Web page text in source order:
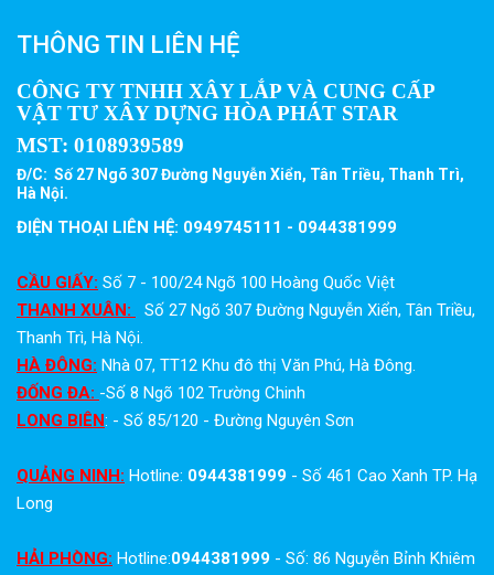
THÔNG TIN LIÊN HỆ
CÔNG TY TNHH XÂY LẮP VÀ CUNG CẤP
VẬT TƯ XÂY DỰNG HÒA PHÁT STAR
MST: 0108939589
Đ/C: Số 27 Ngõ 307 Đường Nguyễn Xiển, Tân Triều, Thanh Trì,
Hà Nội.
ĐIỆN THOẠI LIÊN HỆ: 0949745111 - 0944381999
CẦU GIẤY: Số 7 - 100/24 Ngõ 100 Hoàng Quốc Việt
THANH XUÂN:
Số 27 Ngõ 307 Đường Nguyễn Xiển, Tân Triều,
Thanh Trì, Hà Nội.
HÀ ĐÔNG: Nhà 07, TT12 Khu đô thị Văn Phú, Hà Đông.
ĐỐNG ĐA: -Số 8 Ngõ 102 Trường Chinh
LONG BIÊN: - Số 85/120 - Đường Nguyên Sơn
QUẢNG NINH: Hotline: 0944381999 - Số 461 Cao Xanh TP. Hạ
Long
HẢI PHÒNG: Hotline:0944381999 - Số: 86 Nguyễn Bỉnh Khiêm